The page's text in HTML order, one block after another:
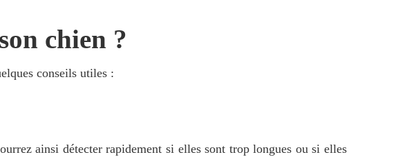
chien ?
conseils utiles :
ainsi détecter rapidement si elles sont trop longues ou si elles